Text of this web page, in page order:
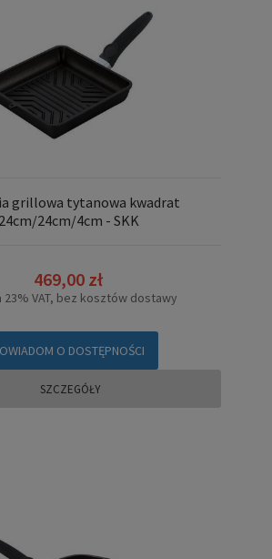
grillowa tytanowa kwadrat
24cm/24cm/4cm - SKK
469,00 zł
23% VAT, bez kosztów dostawy
O DOSTĘPNOŚCI
SZCZEGÓŁY